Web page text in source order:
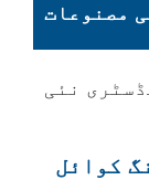
مصنوعات
نئی
کوائل